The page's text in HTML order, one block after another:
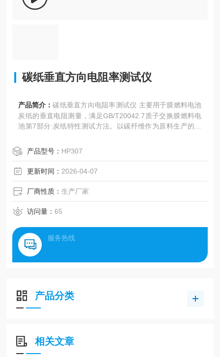
碳纸垂直方向电阻率测试仪
产品简介：碳纸垂直方向电阻率测试仪 主要用于膜燃料电池
炭纸的垂直电阻测量，满足GB/T20042.7质子交换膜燃料电
池第7部分:炭纸特性测试方法。以碳纤维作为原料生产的多
产品型号： HP307
更新时间： 2026-04-07
厂商性质：生产厂家
访问量：65
服务热线
产品分类
相关文章